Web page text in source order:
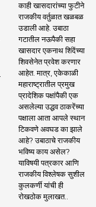
काही खासदारांच्या फुटीने
राजकीय वर्तुळात खळबळ
उडाली आहे. उबाठा
गटातील नऊपैकी सहा
खासदार एकनाथ शिंदेंच्या
शिवसेनेत प्रवेश करणार
आहेत. मात्र, एकेकाळी
महाराष्ट्रातील प्रमुख
प्रादेशिक पक्षांपैकी एक
असलेल्या उद्धव ठाकरेंच्या
पक्षाला आता आपले स्थान
टिकवणे अवघड का झाले
आहे? उबाठाचे राजकीय
भविष्य काय असेल?
याविषयी पत्रकार आणि
राजकीय विश्लेषक सुशील
कुलकर्णी यांची ही
रोखठोक मुलाखत..